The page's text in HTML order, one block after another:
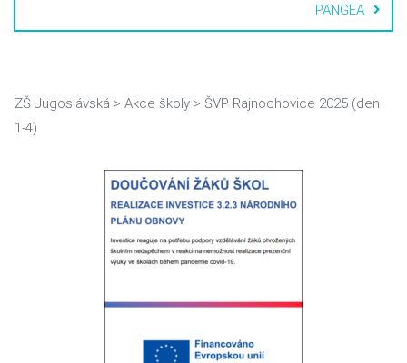
PANGEA
ZŠ Jugoslávská > Akce školy > ŠVP Rajnochovice 2025 (den
1-4)